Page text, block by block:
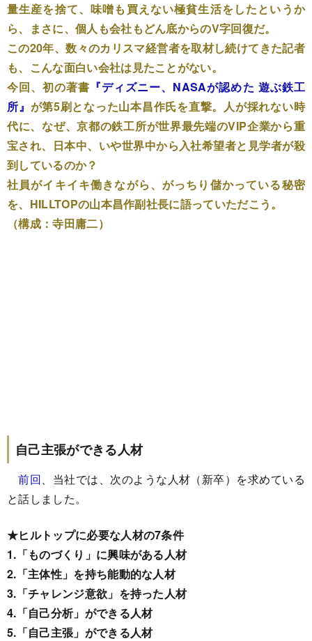
量生産を捨て、味噌も買えない極貧生活をしたというか
ら、まさに、個人も会社もどん底からのV字回復だ。
この20年、数々のカリスマ経営者を取材し続けてきた記者
も、こんな面白い会社は見たことがない。
今回、初の著書 『ディズニー、NASAが認めた 遊ぶ鉄工
所』 が第5刷となった山本昌作氏を直撃。人が採れない時
代に、なぜ、京都の鉄工所が世界最先端のVIP企業から重
宝され、日本中、いや世界中から入社希望者と見学者が殺
到しているのか？
社員がイキイキ働きながら、がっちり儲かっている秘密
を、HILLTOPの山本昌作副社長に語っていただこう。
（構成：寺田庸二）
自己主張ができる人材
前回、当社では、次のような人材（新卒）を求めている
と話しました。
★ヒルトップに必要な人材の7条件
1.「ものづくり」に興味がある人材
2.「主体性」を持ち能動的な人材
3.「チャレンジ意欲」を持った人材
4.「自己分析」ができる人材
5.「自己主張」ができる人材